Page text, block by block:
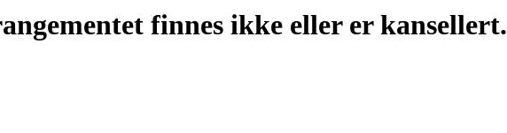
finnes ikke eller er kansellert.